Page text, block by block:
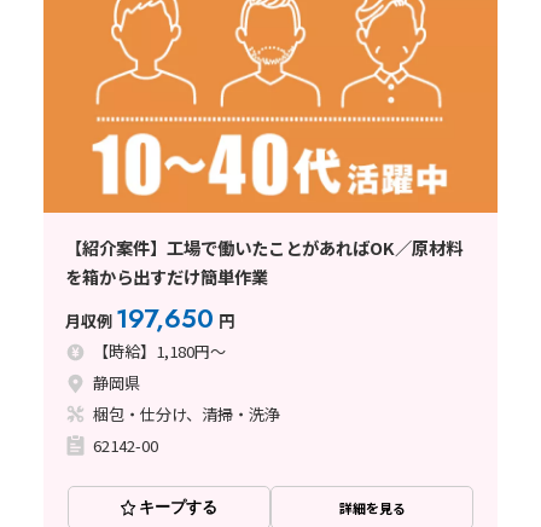
【紹介案件】工場で働いたことがあればOK／原材料
を箱から出すだけ簡単作業
月収例 197,650 円
【時給】1,180円～
静岡県
梱包・仕分け、清掃・洗浄
62142-00
キープする 詳細を見る